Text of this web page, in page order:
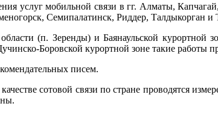
услуг мобильной связи в гг. Алматы,
Семипалатинск, Риддер, Талдыкорган и
(п. Зеренды) и Баянаульской курортной
Боровской курортной зоне такие работы
писем.
сотовой связи по стране проводятся